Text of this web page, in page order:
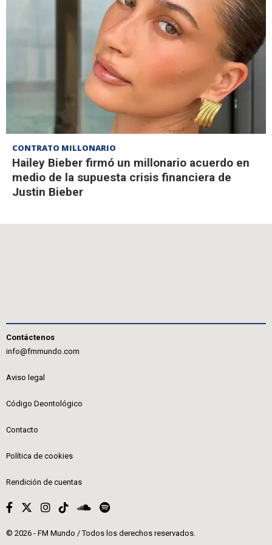
CONTRATO MILLONARIO
Hailey Bieber firmó un millonario acuerdo en
medio de la supuesta crisis financiera de
Justin Bieber
Contáctenos
info@fmmundo.com
Aviso legal
Código Deontológico
Contacto
Política de cookies
Rendición de cuentas
© 2026 - FM Mundo / Todos los derechos reservados.